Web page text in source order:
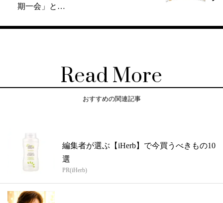
期一会」と…
Read More
おすすめの関連記事
編集者が選ぶ【iHerb】で今買うべきもの10
選
PR(iHerb)